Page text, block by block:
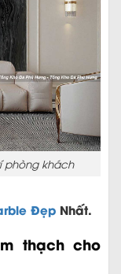
phòng khách
Đẹp Nhất.
thạch cho